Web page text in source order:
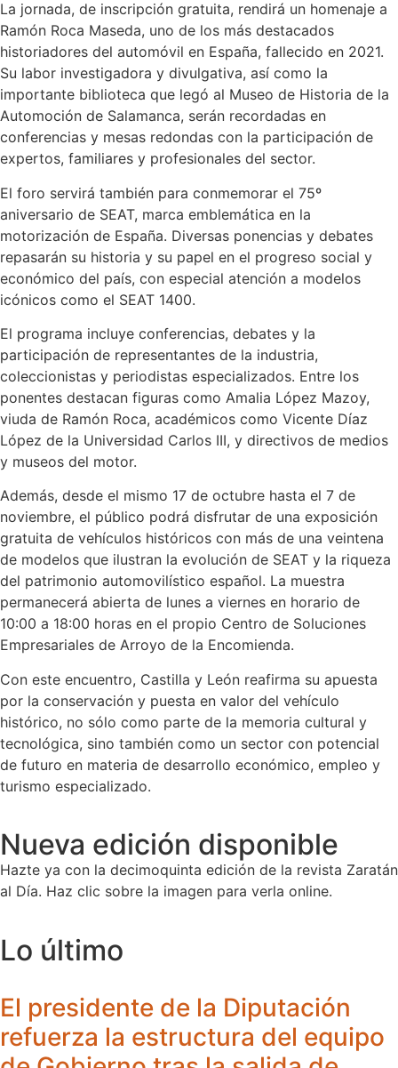
La jornada, de inscripción gratuita, rendirá un homenaje a
Ramón Roca Maseda, uno de los más destacados
historiadores del automóvil en España, fallecido en 2021.
Su labor investigadora y divulgativa, así como la
importante biblioteca que legó al Museo de Historia de la
Automoción de Salamanca, serán recordadas en
conferencias y mesas redondas con la participación de
expertos, familiares y profesionales del sector.
El foro servirá también para conmemorar el 75º
aniversario de SEAT, marca emblemática en la
motorización de España. Diversas ponencias y debates
repasarán su historia y su papel en el progreso social y
económico del país, con especial atención a modelos
icónicos como el SEAT 1400.
El programa incluye conferencias, debates y la
participación de representantes de la industria,
coleccionistas y periodistas especializados. Entre los
ponentes destacan figuras como Amalia López Mazoy,
viuda de Ramón Roca, académicos como Vicente Díaz
López de la Universidad Carlos III, y directivos de medios
y museos del motor.
Además, desde el mismo 17 de octubre hasta el 7 de
noviembre, el público podrá disfrutar de una exposición
gratuita de vehículos históricos con más de una veintena
de modelos que ilustran la evolución de SEAT y la riqueza
del patrimonio automovilístico español. La muestra
permanecerá abierta de lunes a viernes en horario de
10:00 a 18:00 horas en el propio Centro de Soluciones
Empresariales de Arroyo de la Encomienda.
Con este encuentro, Castilla y León reafirma su apuesta
por la conservación y puesta en valor del vehículo
histórico, no sólo como parte de la memoria cultural y
tecnológica, sino también como un sector con potencial
de futuro en materia de desarrollo económico, empleo y
turismo especializado.
Nueva edición disponible
Hazte ya con la decimoquinta edición de la revista Zaratán
al Día. Haz clic sobre la imagen para verla online.
Lo último
El presidente de la Diputación
refuerza la estructura del equipo